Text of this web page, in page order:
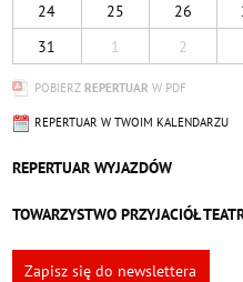
24
25 26
31
1 2
POBIERZ REPERTUAR W PDF
REPERTUAR W TWOIM KALENDARZU
REPERTUAR WYJAZDÓW
TOWARZYSTWO PRZYJACIÓŁ
Zapisz się do newslettera